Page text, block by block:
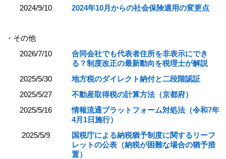
2024/9/10
2024年10月からの社会保険適用の変更点
・その他
2026/7/10
合同会社でも代表者住所を非表示にでき
る？制度改正の最新動向を税理士が解説
2025/5/30
地方税のダイレクト納付と二段階認証
2025/5/27
不動産取得税の計算方法（京都府）
2025/5/16
情報流通プラットフォーム対処法（令和7年
4月1日施行）
2025/5/9
国税庁による納税猶予制度に関するリーフ
レットの公表（納税が困難な場合の猶予措
置）